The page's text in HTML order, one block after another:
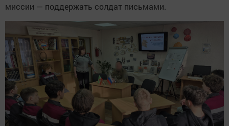
миссии — поддержать солдат письмами.